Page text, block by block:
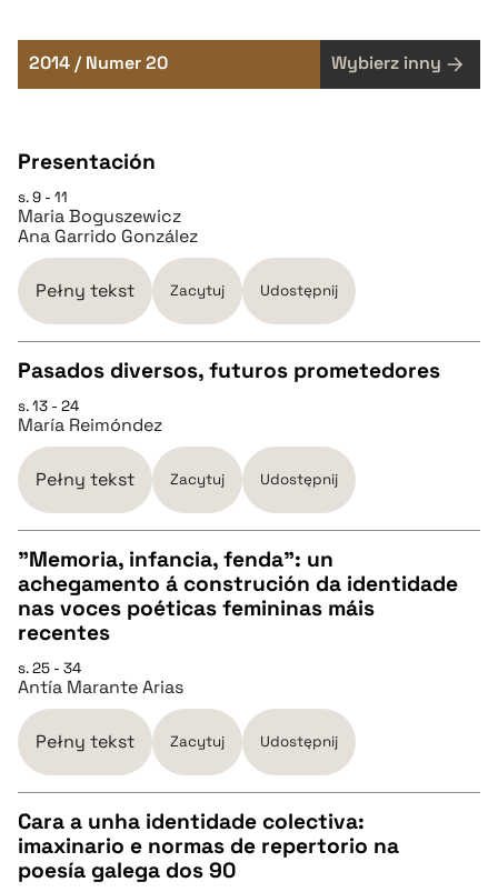
2014 / Numer 20 Wybierz inny
Presentación
s. 9 - 11
Maria Boguszewicz
Ana Garrido González
Pełny tekst Zacytuj Udostępnij
CZYSTY TEKST
pobierz cytat
BIBTEX
pobierz cytat
Pasados diversos, futuros prometedores
s. 13 - 24
María Reimóndez
Pełny tekst Zacytuj Udostępnij
CZYSTY TEKST
pobierz cytat
BIBTEX
pobierz cytat
"Memoria, infancia, fenda": un
achegamento á construción da identidade
nas voces poéticas femininas máis
recentes
s. 25 - 34
Antía Marante Arias
Pełny tekst Zacytuj Udostępnij
CZYSTY TEKST
Cara a unha identidade colectiva:
imaxinario e normas de repertorio na
poesía galega dos 90